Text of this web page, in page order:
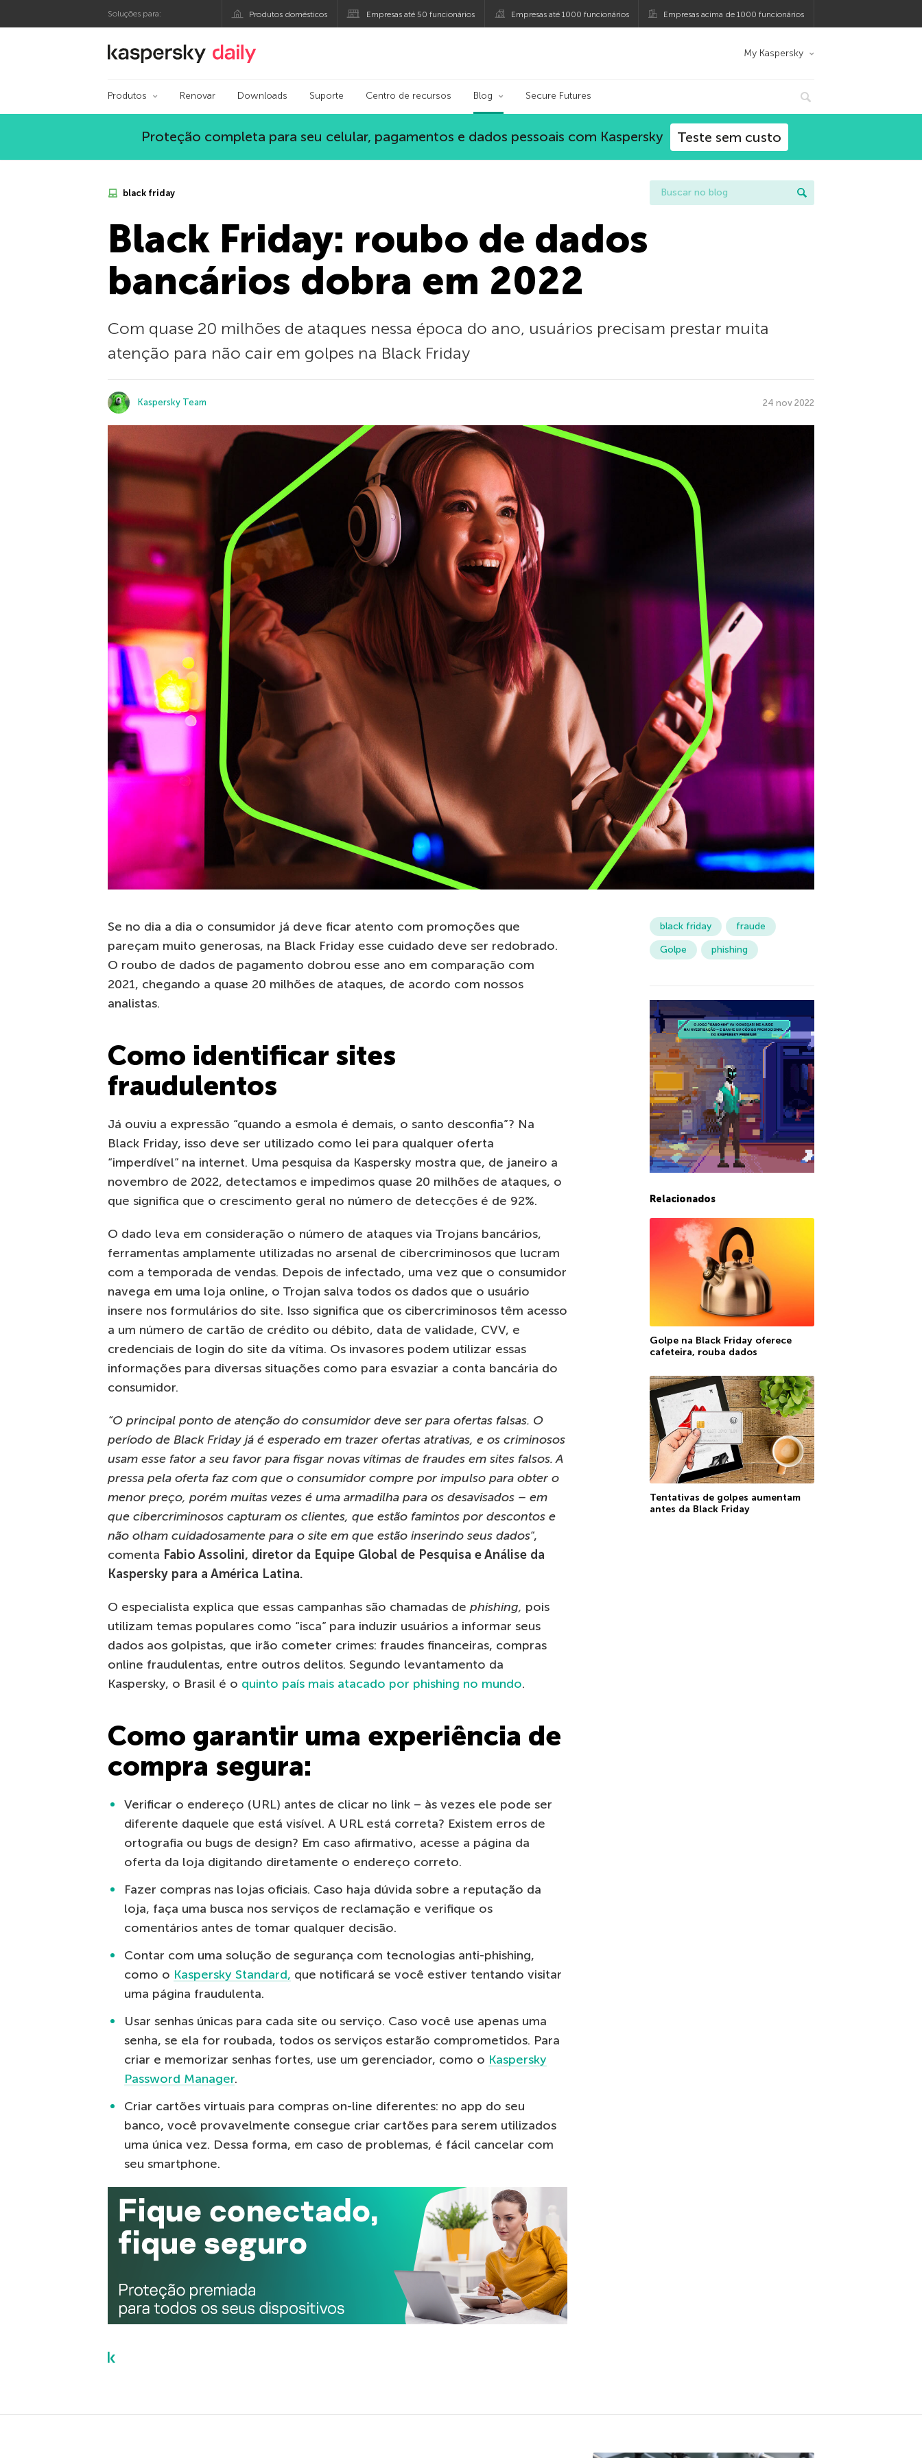
Soluções para: Produtos domésticos Empresas até 50 funcionários Empresas até 1000 funcionários Empresas acima de 1000 funcionários
Blog oficial da Kaspersky My Kaspersky
Produtos Renovar Downloads Suporte Centro de recursos Blog Secure Futures
Proteção completa para seu celular, pagamentos e dados pessoais com Kaspersky Teste sem custo
black friday
Black Friday: roubo de dados
bancários dobra em 2022
Com quase 20 milhões de ataques nessa época do ano, usuários precisam prestar muita
atenção para não cair em golpes na Black Friday
Kaspersky Team 24 nov 2022
Se no dia a dia o consumidor já deve ficar atento com promoções que
pareçam muito generosas, na Black Friday esse cuidado deve ser redobrado.
O roubo de dados de pagamento dobrou esse ano em comparação com
2021, chegando a quase 20 milhões de ataques, de acordo com nossos
analistas.
Como identificar sites
fraudulentos
Já ouviu a expressão “quando a esmola é demais, o santo desconfia”? Na
Black Friday, isso deve ser utilizado como lei para qualquer oferta
“imperdível” na internet. Uma pesquisa da Kaspersky mostra que, de janeiro a
novembro de 2022, detectamos e impedimos quase 20 milhões de ataques, o
que significa que o crescimento geral no número de detecções é de 92%.
O dado leva em consideração o número de ataques via Trojans bancários,
ferramentas amplamente utilizadas no arsenal de cibercriminosos que lucram
com a temporada de vendas. Depois de infectado, uma vez que o consumidor
navega em uma loja online, o Trojan salva todos os dados que o usuário
insere nos formulários do site. Isso significa que os cibercriminosos têm acesso
a um número de cartão de crédito ou débito, data de validade, CVV, e
credenciais de login do site da vítima. Os invasores podem utilizar essas
informações para diversas situações como para esvaziar a conta bancária do
consumidor.
“O principal ponto de atenção do consumidor deve ser para ofertas falsas. O
período de Black Friday já é esperado em trazer ofertas atrativas, e os criminosos
usam esse fator a seu favor para fisgar novas vítimas de fraudes em sites falsos. A
pressa pela oferta faz com que o consumidor compre por impulso para obter o
menor preço, porém muitas vezes é uma armadilha para os desavisados – em
que cibercriminosos capturam os clientes, que estão famintos por descontos e
não olham cuidadosamente para o site em que estão inserindo seus dados“,
comenta Fabio Assolini, diretor da Equipe Global de Pesquisa e Análise da
Kaspersky para a América Latina.
O especialista explica que essas campanhas são chamadas de phishing, pois
utilizam temas populares como “isca” para induzir usuários a informar seus
dados aos golpistas, que irão cometer crimes: fraudes financeiras, compras
online fraudulentas, entre outros delitos. Segundo levantamento da
Kaspersky, o Brasil é o quinto país mais atacado por phishing no mundo.
Como garantir uma experiência de
compra segura:
Verificar o endereço (URL) antes de clicar no link – às vezes ele pode ser
diferente daquele que está visível. A URL está correta? Existem erros de
ortografia ou bugs de design? Em caso afirmativo, acesse a página da
oferta da loja digitando diretamente o endereço correto.
Fazer compras nas lojas oficiais. Caso haja dúvida sobre a reputação da
loja, faça uma busca nos serviços de reclamação e verifique os
comentários antes de tomar qualquer decisão.
Contar com uma solução de segurança com tecnologias anti-phishing,
como o Kaspersky Standard, que notificará se você estiver tentando visitar
uma página fraudulenta.
Usar senhas únicas para cada site ou serviço. Caso você use apenas uma
senha, se ela for roubada, todos os serviços estarão comprometidos. Para
criar e memorizar senhas fortes, use um gerenciador, como o Kaspersky
Password Manager.
Criar cartões virtuais para compras on-line diferentes: no app do seu
banco, você provavelmente consegue criar cartões para serem utilizados
uma única vez. Dessa forma, em caso de problemas, é fácil cancelar com
seu smartphone.
black friday
fraude
Golpe
phishing
Relacionados
Golpe na Black Friday oferece
cafeteira, rouba dados
Tentativas de golpes aumentam
antes da Black Friday